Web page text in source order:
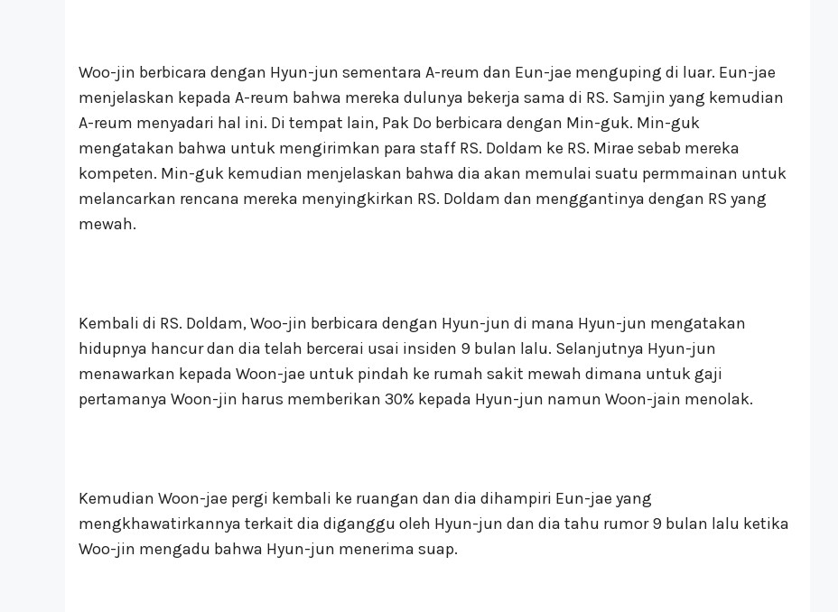
Woo-jin berbicara dengan Hyun-jun sementara A-reum dan Eun-jae menguping di luar. Eun-jae
menjelaskan kepada A-reum bahwa mereka dulunya bekerja sama di RS. Samjin yang kemudian
A-reum menyadari hal ini. Di tempat lain, Pak Do berbicara dengan Min-guk. Min-guk
mengatakan bahwa untuk mengirimkan para staff RS. Doldam ke RS. Mirae sebab mereka
kompeten. Min-guk kemudian menjelaskan bahwa dia akan memulai suatu permmainan untuk
melancarkan rencana mereka menyingkirkan RS. Doldam dan menggantinya dengan RS yang
mewah.
Kembali di RS. Doldam, Woo-jin berbicara dengan Hyun-jun di mana Hyun-jun mengatakan
hidupnya hancur dan dia telah bercerai usai insiden 9 bulan lalu. Selanjutnya Hyun-jun
menawarkan kepada Woon-jae untuk pindah ke rumah sakit mewah dimana untuk gaji
pertamanya Woon-jin harus memberikan 30% kepada Hyun-jun namun Woon-jain menolak.
Kemudian Woon-jae pergi kembali ke ruangan dan dia dihampiri Eun-jae yang
mengkhawatirkannya terkait dia diganggu oleh Hyun-jun dan dia tahu rumor 9 bulan lalu ketika
Woo-jin mengadu bahwa Hyun-jun menerima suap.